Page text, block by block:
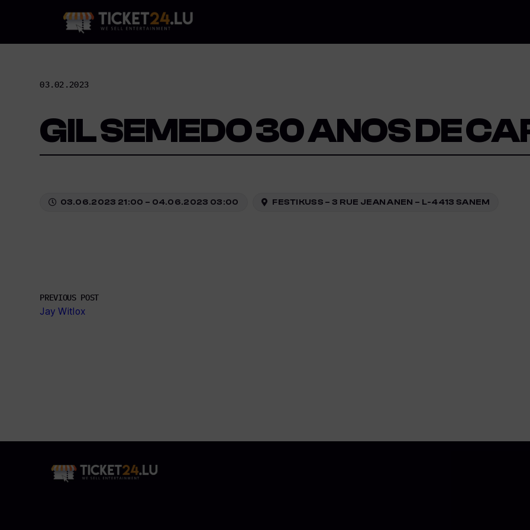
03.02.2023
GIL SEMEDO 30 ANOS DE
03.06.2023 21:00 – 04.06.2023 03:00 FESTIKUSS – 3 RUE JEAN ANEN – L-4413 SANEM
PREVIOUS POST
Jay Witlox